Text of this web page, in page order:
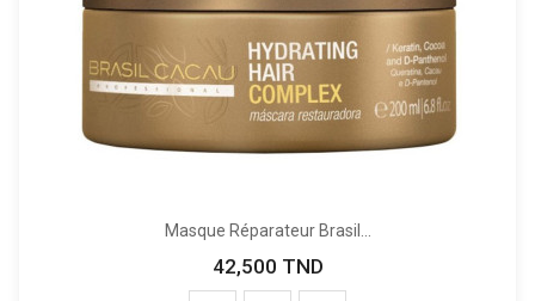
Masque Réparateur Brasil...
Prix
42,500 TND